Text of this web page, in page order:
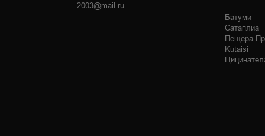
2003@mail.ru
Батуми
Сатаплиа
Пещера
Kutaisi